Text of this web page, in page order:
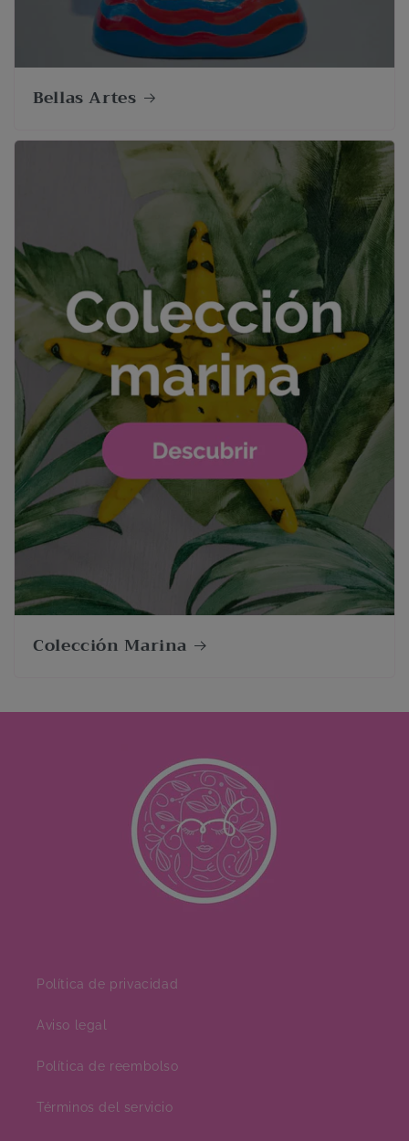
Bellas Artes
Colección Marina
Política de privacidad
Aviso legal
Política de reembolso
Términos del servicio